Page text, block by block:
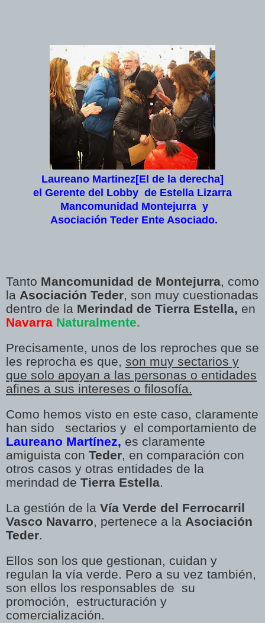
Laureano Martinez[El de la derecha]
el Gerente del Lobby de Estella Lizarra
Mancomunidad Montejurra y
Asociación Teder Ente Asociado.
Tanto Mancomunidad de Montejurra, como
la Asociación Teder, son muy cuestionadas
dentro de la Merindad de Tierra Estella, en
Navarra Naturalmente.
Precisamente, unos de los reproches que se
les reprocha es que, son muy sectarios y
que solo apoyan a las personas o entidades
afines a sus intereses o filosofía.
Como hemos visto en este caso, claramente
han sido sectarios y el comportamiento de
Laureano Martínez, es claramente
amiguista con Teder, en comparación con
otros casos y otras entidades de la
merindad de Tierra Estella.
La gestión de la Vía Verde del Ferrocarril
Vasco Navarro, pertenece a la Asociación
Teder.
Ellos son los que gestionan, cuidan y
regulan la vía verde. Pero a su vez también,
son ellos los responsables de su
promoción, estructuración y
comercialización.